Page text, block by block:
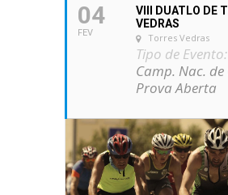
04
FEV
VIII DUATLO DE
VEDRAS
Torres Vedras
Tipo de Evento:
Camp. Nac. de
Prova Aberta